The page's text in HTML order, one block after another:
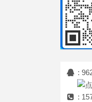
:
: